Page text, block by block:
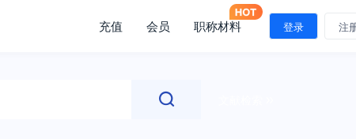
充值 会员 职称材料 登录 注